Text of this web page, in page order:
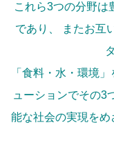
これら3つの分野は
であり、
またお互
「食料・水・環境
ューションでその3
能な社会の実現を